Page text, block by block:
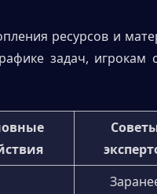
ресурсов и
задач, игрокам